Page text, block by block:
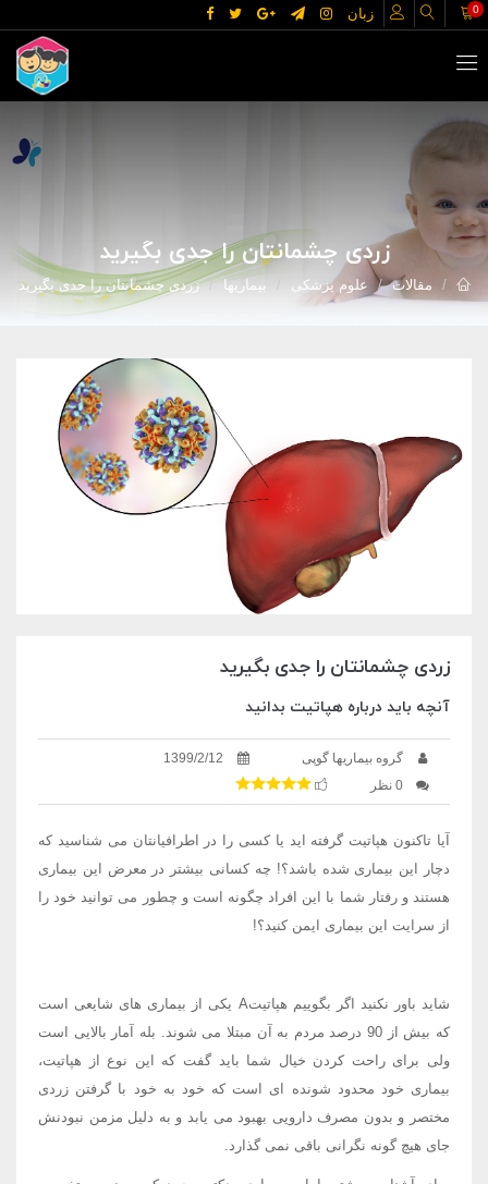
زبان 0
زردی چشمانتان را جدی بگیرید
مقالات علوم پزشکی بیماریها زردی چشمانتان را جدی بگیرید
زردی چشمانتان را جدی بگیرید
آنچه باید درباره هپاتیت بدانید
گروه بیماریها گوپی
1399/2/12
0 نظر
آیا تاکنون هپاتیت گرفته اید یا کسی را در اطرافیانتان می شناسید که
دچار این بیماری شده باشد؟! چه کسانی بیشتر در معرض این بیماری
هستند و رفتار شما با این افراد چگونه است و چطور می توانید خود را
از سرایت این بیماری ایمن کنید؟!
شاید باور نکنید اگر بگوییم هپاتیتA یکی از بیماری های شایعی است
که بیش از 90 درصد مردم به آن مبتلا می شوند. بله آمار بالایی است
ولی برای راحت کردن خیال شما باید گفت که این نوع از هپاتیت،
بیماری خود محدود شونده ای است که خود به خود با گرفتن زردی
مختصر و بدون مصرف دارویی بهبود می یابد و به دلیل مزمن نبودنش
جای هیچ گونه نگرانی باقی نمی گذارد.